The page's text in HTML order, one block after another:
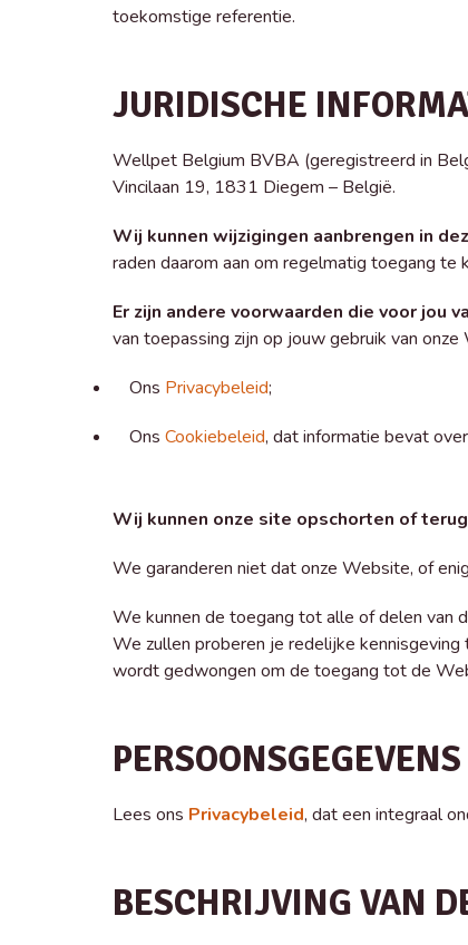
toekomstige referentie.
JURIDISCHE
Wellpet Belgium BVBA (geregistreerd in
Vincilaan 19, 1831 Diegem – België.
Wij kunnen wijzigingen aanbrengen in
raden daarom aan om regelmatig toegang
Er zijn andere voorwaarden die voor jou
van toepassing zijn op jouw gebruik van onze
Ons Privacybeleid;
Ons Cookiebeleid, dat informatie bevat
Wij kunnen onze site opschorten of
We garanderen niet dat onze Website, of
We kunnen de toegang tot alle of delen van
We zullen proberen je redelijke
wordt gedwongen om de toegang tot de
PERSOONSGEGEVENS
Lees ons Privacybeleid, dat een integraal
BESCHRIJVING VAN